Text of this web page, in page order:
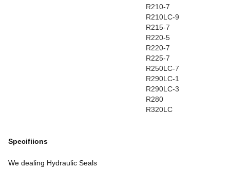
R210-7
R210LC-9
R215-7
R220-5
R220-7
R225-7
R250LC-7
R290LC-1
R290LC-3
R280
R320LC
Specifiions
We dealing Hydraulic Seals